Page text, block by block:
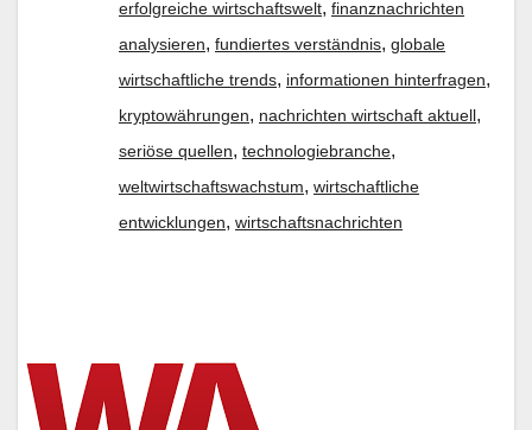
erfolgreiche wirtschaftswelt, finanznachrichten
analysieren, fundiertes verständnis, globale
wirtschaftliche trends, informationen hinterfragen,
kryptowährungen, nachrichten wirtschaft aktuell,
seriöse quellen, technologiebranche,
weltwirtschaftswachstum, wirtschaftliche
entwicklungen, wirtschaftsnachrichten